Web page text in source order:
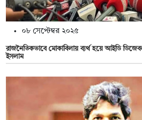
০৮ সেপ্টেম্বর ২০২৫
রাজনৈতিকভাবে মোকাবিলায় ব্যর্থ হয়ে আইডি
ইসলাম